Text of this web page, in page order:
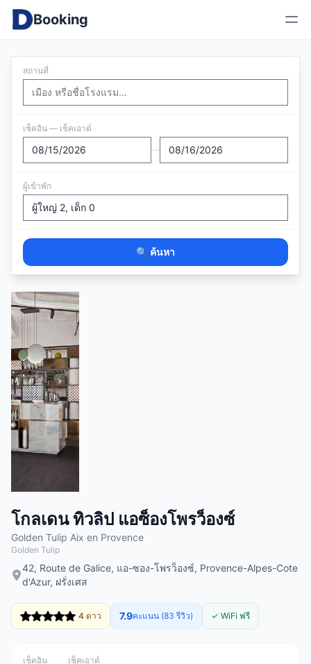
Booking
สถานที่
เช็คอิน — เช็คเอาต์
—
ผู้เข้าพัก
🔍 ค้นหา
โกลเดน ทิวลิป แอซ็องโพรว็องซ์
Golden Tulip Aix en Provence
Golden Tulip
42, Route de Galice, แอ-ซอง-โพรว็องซ์, Provence-Alpes-Cote
d'Azur, ฝรั่งเศส
4 ดาว 7.9คะแนน (83 รีวิว) ✓ WiFi ฟรี
เช็คอิน เช็คเอาต์